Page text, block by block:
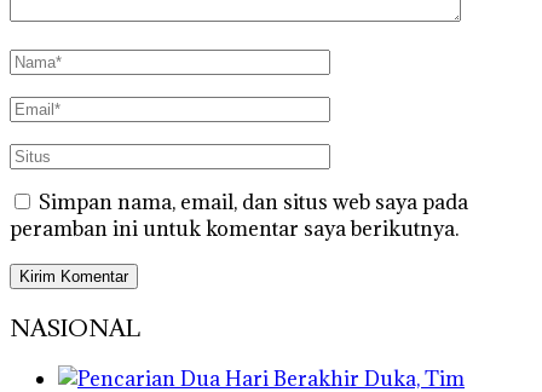
Simpan nama, email, dan situs web saya pada
peramban ini untuk komentar saya berikutnya.
NASIONAL